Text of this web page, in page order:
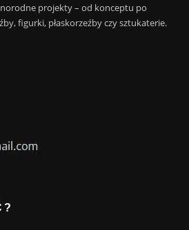
projekty – od konceptu po
figurki, płaskorzeźby czy sztukaterie.